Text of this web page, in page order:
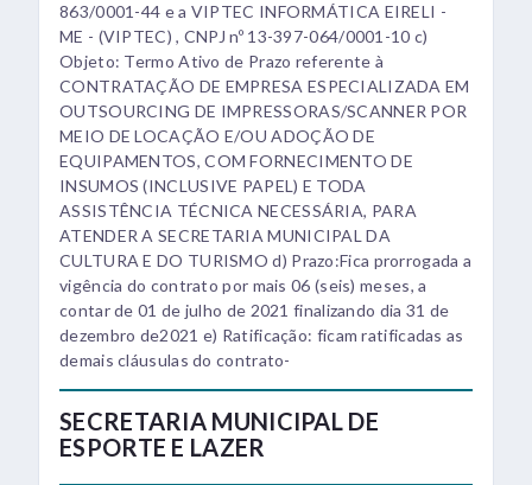
863/0001-44 e a VIPTEC INFORMÁTICA EIRELI -
ME - (VIPTEC) , CNPJ nº 13-397-064/0001-10 c)
Objeto: Termo Ativo de Prazo referente à
CONTRATAÇÃO DE EMPRESA ESPECIALIZADA EM
OUTSOURCING DE IMPRESSORAS/SCANNER POR
MEIO DE LOCAÇÃO E/OU ADOÇÃO DE
EQUIPAMENTOS, COM FORNECIMENTO DE
INSUMOS (INCLUSIVE PAPEL) E TODA
ASSISTÊNCIA TÉCNICA NECESSÁRIA, PARA
ATENDER A SECRETARIA MUNICIPAL DA
CULTURA E DO TURISMO d) Prazo:Fica prorrogada a
vigência do contrato por mais 06 (seis) meses, a
contar de 01 de julho de 2021 finalizando dia 31 de
dezembro de2021 e) Ratificação: ficam ratificadas as
demais cláusulas do contrato-
SECRETARIA MUNICIPAL DE
ESPORTE E LAZER